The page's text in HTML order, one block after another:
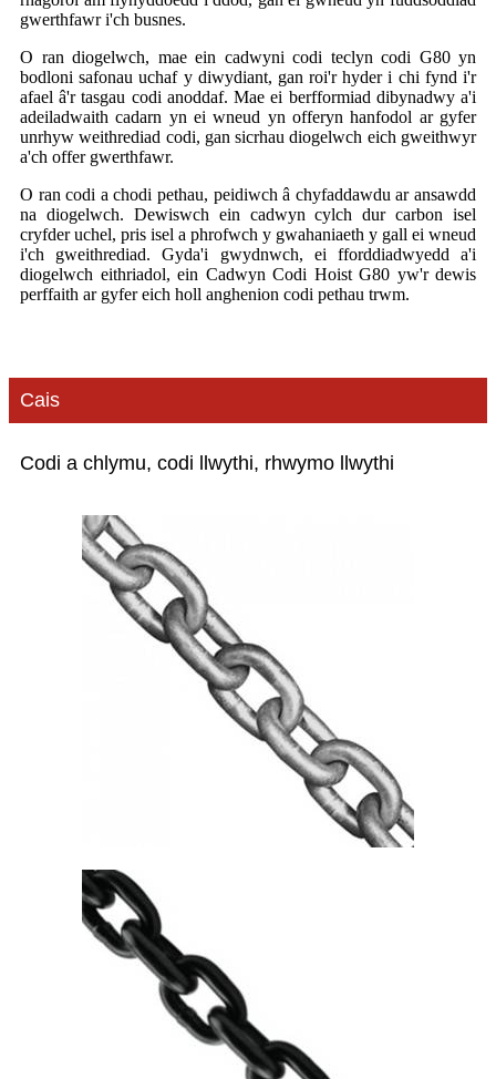
gwerthfawr i'ch busnes.
O ran diogelwch, mae ein cadwyni codi teclyn codi G80 yn
bodloni safonau uchaf y diwydiant, gan roi'r hyder i chi fynd i'r
afael â'r tasgau codi anoddaf. Mae ei berfformiad dibynadwy a'i
adeiladwaith cadarn yn ei wneud yn offeryn hanfodol ar gyfer
unrhyw weithrediad codi, gan sicrhau diogelwch eich gweithwyr
a'ch offer gwerthfawr.
O ran codi a chodi pethau, peidiwch â chyfaddawdu ar ansawdd
na diogelwch. Dewiswch ein cadwyn cylch dur carbon isel
cryfder uchel, pris isel a phrofwch y gwahaniaeth y gall ei wneud
i'ch gweithrediad. Gyda'i gwydnwch, ei fforddiadwyedd a'i
diogelwch eithriadol, ein Cadwyn Codi Hoist G80 yw'r dewis
perffaith ar gyfer eich holl anghenion codi pethau trwm.
Cais
Codi a chlymu, codi llwythi, rhwymo llwythi